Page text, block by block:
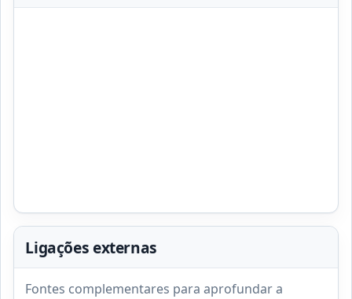
Ligações externas
Fontes complementares para aprofundar a